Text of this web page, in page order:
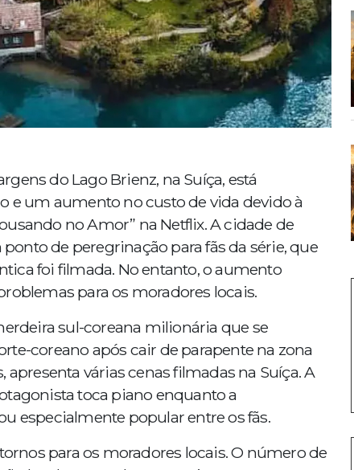
do Lago Brienz, na Suíça, está
um aumento no custo de vida devido à
no Amor” na Netflix. A cidade de
de peregrinação para fãs da série, que
foi filmada. No entanto, o aumento
para os moradores locais.
sul-coreana milionária que se
coreano após cair de parapente na zona
várias cenas filmadas na Suíça. A
toca piano enquanto a
especialmente popular entre os fãs.
para os moradores locais. O número de